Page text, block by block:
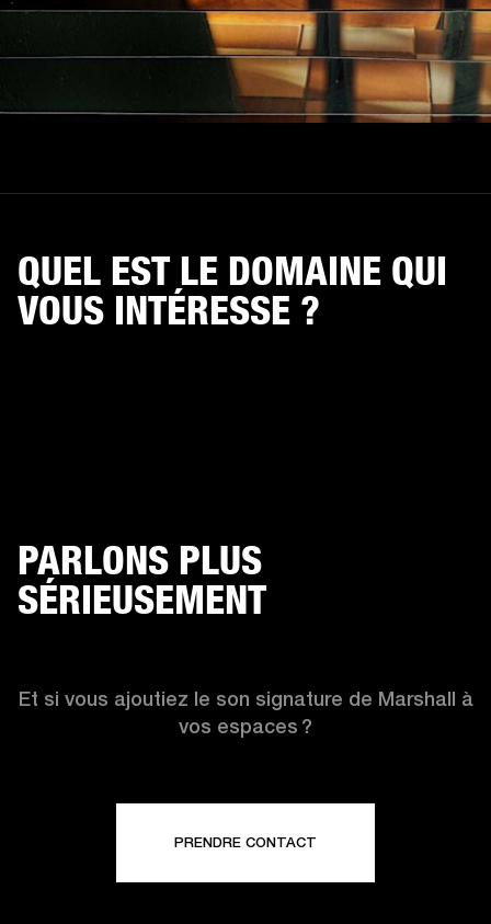
QUEL EST LE DOMAINE QUI
VOUS INTÉRESSE ?
HÔTELS
PARLONS PLUS
SÉRIEUSEMENT
Et si vous ajoutiez le son signature de Marshall à
vos espaces ?
PRENDRE CONTACT